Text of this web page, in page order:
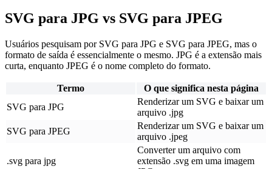
SVG para JPG vs SVG para JPEG
Usuários pesquisam por SVG para JPG e SVG para JPEG, mas o
formato de saída é essencialmente o mesmo. JPG é a extensão mais
curta, enquanto JPEG é o nome completo do formato.
Termo
O que significa nesta página
SVG para JPG
Renderizar um SVG e baixar um
arquivo .jpg
SVG para JPEG
Renderizar um SVG e baixar um
arquivo .jpeg
.svg para jpg
Converter um arquivo com
extensão .svg em uma imagem